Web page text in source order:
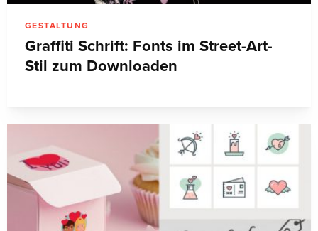
GESTALTUNG
Graffiti Schrift: Fonts im Street-Art-
Stil zum Downloaden